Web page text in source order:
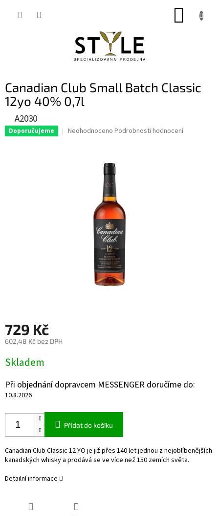
Canadian Club Small Batch Classic
12yo 40% 0,7l
A2030
Doporučujeme
Průměrné
Neohodnoceno Podrobnosti hodnocení
729 Kč
602,48 Kč bez DPH
cena:
Skladem
Při objednání dopravcem MESSENGER doručíme do:
10.8.2026
Přidat do košíku
Canadian Club Classic 12 YO je již přes 140 let jednou z nejoblíbenějších
kanadských whisky a prodává se ve více než 150 zemích světa.
Detailní informace